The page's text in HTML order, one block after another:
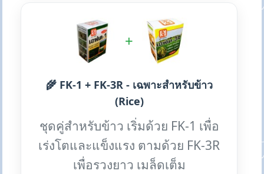
+
🌾 FK-1 + FK-3R - เฉพาะสำหรับข้าว
(Rice)
ชุดคู่สำหรับข้าว เริ่มด้วย FK-1 เพื่อ
เร่งโตและแข็งแรง ตามด้วย FK-3R
เพื่อรวงยาว เมล็ดเต็ม